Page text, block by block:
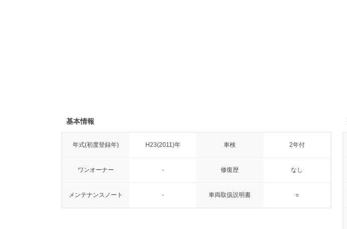
基本情報
年式(初度登録年) H23(2011)年 車検 2年付
ワンオーナー - 修復歴 なし
メンテナンスノート - 車両取扱説明書 ○